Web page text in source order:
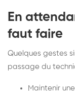
En
faut faire
Quelques gestes
passage du
Maintenir